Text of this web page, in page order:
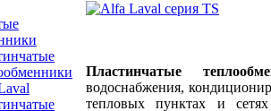
Пластинчатые
водоснабжения,
тепловых пунктах и